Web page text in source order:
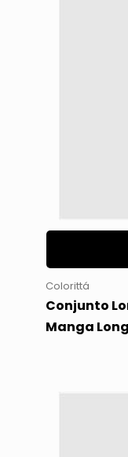
Colorittá
Conjunto
Manga